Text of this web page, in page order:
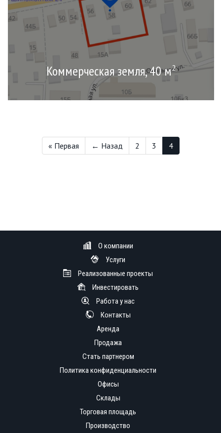
Коммерческая земля, 40 м2
« Первая ← Назад 2 3 4
О компании
Услуги
Реализованные проекты
Инвестировать
Работа у нас
Контакты
Аренда
Продажа
Стать партнером
Политика конфиденциальности
Офисы
Склады
Торговая площадь
Производство